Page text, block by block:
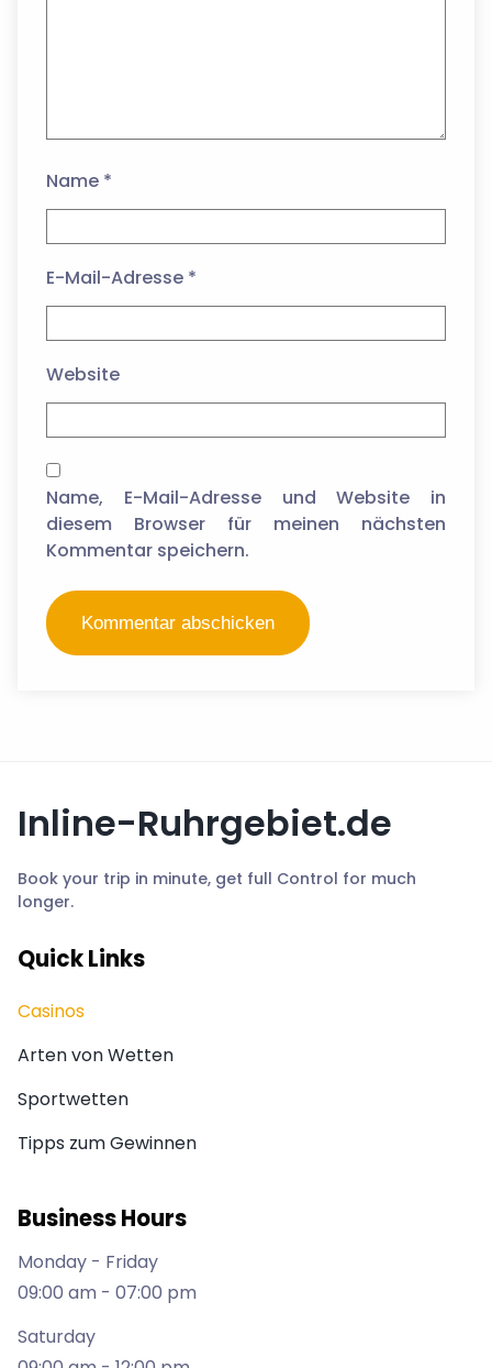
Name *
E-Mail-Adresse *
Website
Name, E-Mail-Adresse und Website in
diesem Browser für meinen nächsten
Kommentar speichern.
Inline-Ruhrgebiet.de
Book your trip in minute, get full Control for much
longer.
Quick Links
Casinos
Arten von Wetten
Sportwetten
Tipps zum Gewinnen
Business Hours
Monday - Friday
09:00 am - 07:00 pm
Saturday